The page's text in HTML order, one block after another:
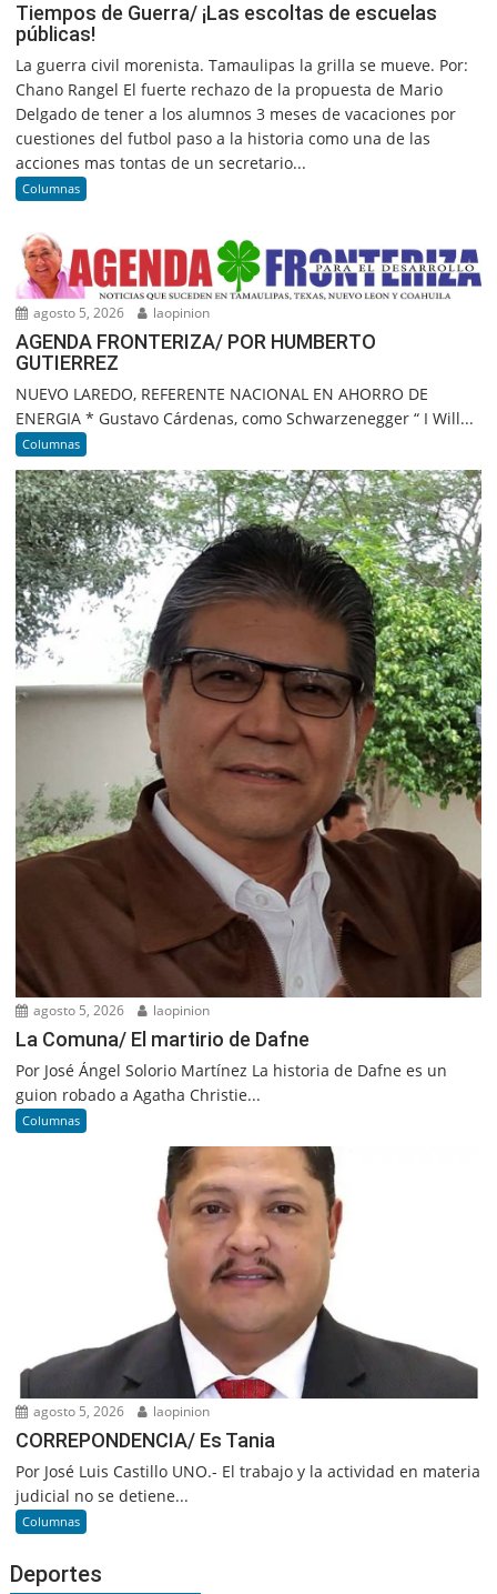
Tiempos de Guerra/ ¡Las escoltas de escuelas
públicas!
La guerra civil morenista. Tamaulipas la grilla se mueve. Por:
Chano Rangel El fuerte rechazo de la propuesta de Mario
Delgado de tener a los alumnos 3 meses de vacaciones por
cuestiones del futbol paso a la historia como una de las
acciones mas tontas de un secretario...
Columnas
agosto 5, 2026 laopinion
AGENDA FRONTERIZA/ POR HUMBERTO
GUTIERREZ
NUEVO LAREDO, REFERENTE NACIONAL EN AHORRO DE
ENERGIA * Gustavo Cárdenas, como Schwarzenegger “ I Will...
Columnas
agosto 5, 2026 laopinion
La Comuna/ El martirio de Dafne
Por José Ángel Solorio Martínez La historia de Dafne es un
guion robado a Agatha Christie...
Columnas
agosto 5, 2026 laopinion
CORREPONDENCIA/ Es Tania
Por José Luis Castillo UNO.- El trabajo y la actividad en materia
judicial no se detiene...
Columnas
Deportes